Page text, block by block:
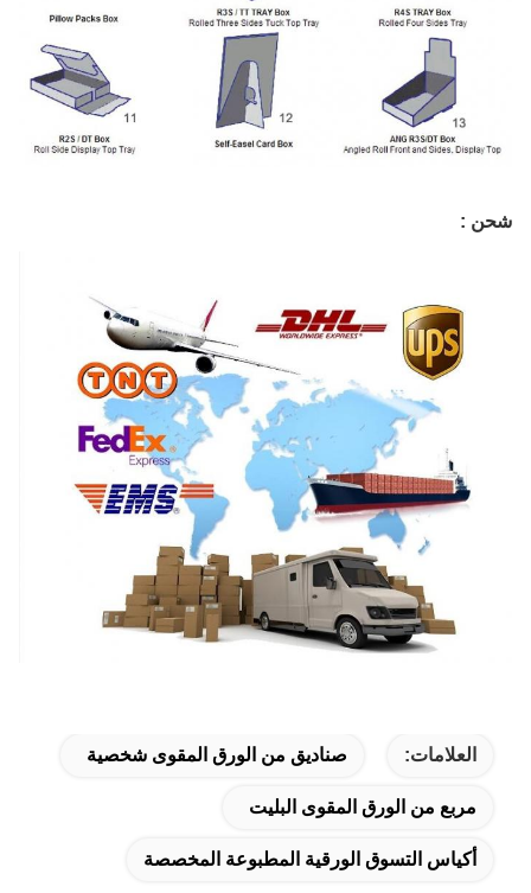
شحن :
العلامات: صناديق من الورق المقوى شخصية
مربع من الورق المقوى البليت
أكياس التسوق الورقية المطبوعة المخصصة